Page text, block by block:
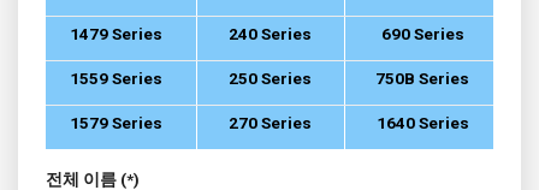
1479 Series 240 Series 690 Series
1559 Series 250 Series 750B Series
1579 Series 270 Series 1640 Series
전체 이름 (*)